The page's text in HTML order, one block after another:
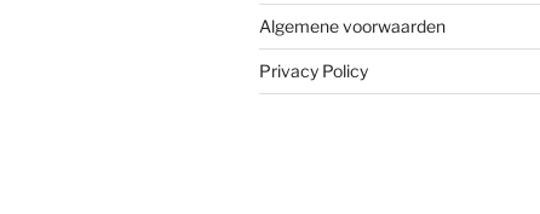
Algemene voorwaarden
Privacy Policy